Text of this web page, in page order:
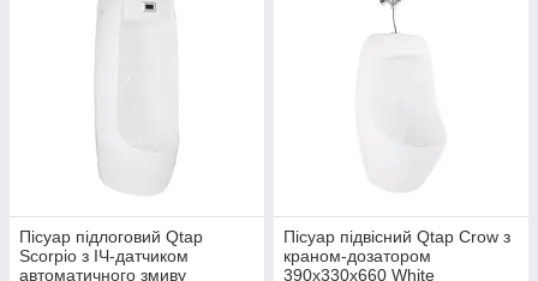
Пісуар підлоговий Qtap
Scorpio з ІЧ-датчиком
автоматичного змиву
Пісуар підвісний Qtap Crow з
краном-дозатором
390х330х660 White